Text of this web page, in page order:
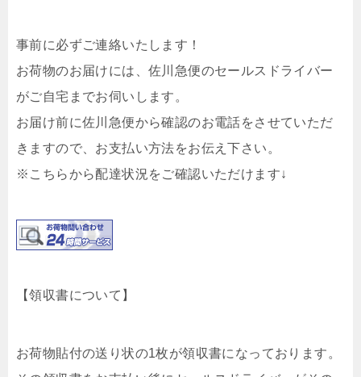
事前に必ずご連絡いたします！
お荷物のお届けには、佐川急便のセールスドライバー
がご自宅までお伺いします。
お届け前に佐川急便から確認のお電話をさせていただ
きますので、お支払い方法をお伝え下さい。
※こちらから配達状況をご確認いただけます↓
【領収書について】
お荷物貼付の送り状の1枚が領収書になっております。